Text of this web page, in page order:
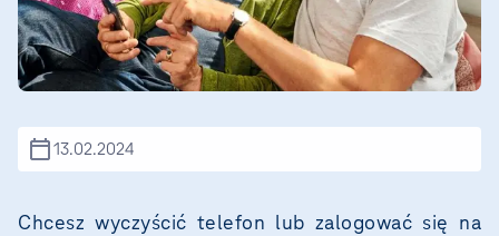
13.02.2024
Chcesz wyczyścić telefon lub zalogować się na